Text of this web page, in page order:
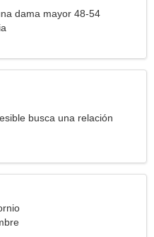
dama mayor 48-54
busca una relación